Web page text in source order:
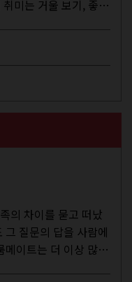
그 질문의 답을 사람에
메이트는 더 이상 많은